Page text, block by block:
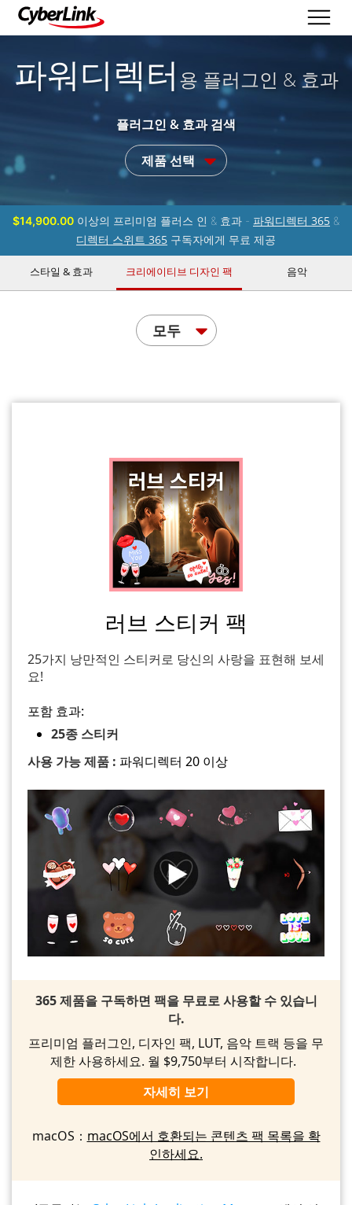
파워디렉터 용 플러그인 & 효과
플러그인 & 효과 검색
제품 선택
$14,900.00 이상의 프리미엄 플러스 인 & 효과 - 파워디렉터 365 &
디렉터 스위트 365 구독자에게 무료 제공
스타일 & 효과 크리에이티브 디자인 팩 음악
모두
러브 스티커 팩
25가지 낭만적인 스티커로 당신의 사랑을 표현해 보세
요!
포함 효과:
25종 스티커
사용 가능 제품 : 파워디렉터 20 이상
365 제품을 구독하면 팩을 무료로 사용할 수 있습니
다.
프리미엄 플러그인, 디자인 팩, LUT, 음악 트랙 등을 무
제한 사용하세요. 월 $9,750부터 시작합니다.
자세히 보기
macOS： macOS에서 호환되는 콘텐츠 팩 목록을 확
인하세요.